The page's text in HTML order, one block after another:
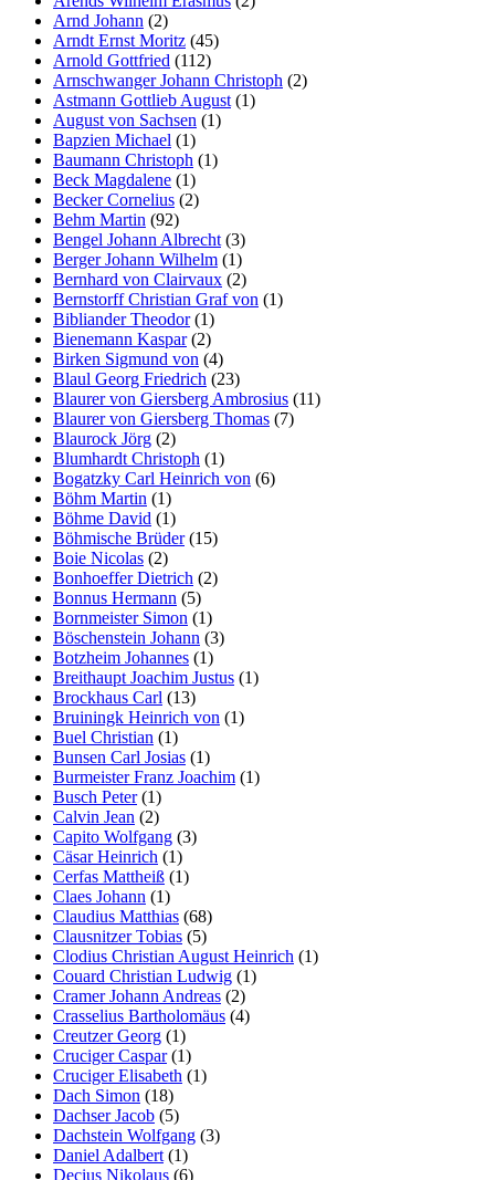
Arnd Johann (2)
Arndt Ernst Moritz (45)
Arnold Gottfried (112)
Arnschwanger Johann Christoph (2)
Astmann Gottlieb August (1)
August von Sachsen (1)
Bapzien Michael (1)
Baumann Christoph (1)
Beck Magdalene (1)
Becker Cornelius (2)
Behm Martin (92)
Bengel Johann Albrecht (3)
Berger Johann Wilhelm (1)
Bernhard von Clairvaux (2)
Bernstorff Christian Graf von (1)
Bibliander Theodor(1)
Bienemann Kaspar(2)
Birken Sigmund von (4)
Blaul Georg Friedrich (23)
Blaurer von Giersberg Ambrosius (11)
Blaurer von Giersberg Thomas (7)
Blaurock Jörg (2)
Blumhardt Christoph (1)
Bogatzky Carl Heinrich von (6)
Böhm Martin (1)
Böhme David (1)
Böhmische Brüder(15)
Boie Nicolas (2)
Bonhoeffer Dietrich (2)
Bonnus Hermann (5)
Bornmeister Simon (1)
Böschenstein Johann (3)
Botzheim Johannes (1)
Breithaupt Joachim Justus (1)
Brockhaus Carl (13)
Bruiningk Heinrich von (1)
Buel Christian (1)
Bunsen Carl Josias (1)
Burmeister Franz Joachim (1)
Busch Peter(1)
Calvin Jean (2)
Capito Wolfgang (3)
Cäsar Heinrich (1)
Cerfas Mattheiß (1)
Claes Johann (1)
Claudius Matthias (68)
Clausnitzer Tobias (5)
Clodius Christian August Heinrich (1)
Couard Christian Ludwig (1)
Cramer Johann Andreas (2)
Crasselius Bartholomäus (4)
Creutzer Georg (1)
Cruciger Caspar(1)
Cruciger Elisabeth (1)
Dach Simon (18)
Dachser Jacob (5)
Dachstein Wolfgang (3)
Daniel Adalbert (1)
Decius Nikolaus (6)